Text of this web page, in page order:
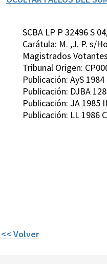
SCBA LP P 32496 S
Carátula: M. ,J. P. s/
Magistrados
Tribunal Origen:
Publicación: AyS 1984
Publicación: DJBA
Publicación: JA 1985
Publicación: LL 1986
<< Volver